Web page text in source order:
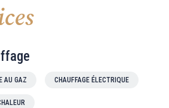
AU GAZ CHAUFFAGE ÉLECTRIQUE